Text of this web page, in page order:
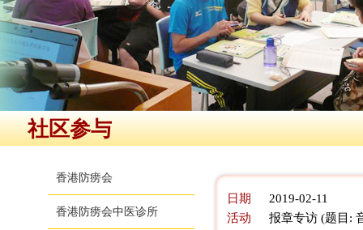
社区参与
香港防痨会
香港防痨会中医诊所
日期
2019-02-11
活动
报章专访 (题目: